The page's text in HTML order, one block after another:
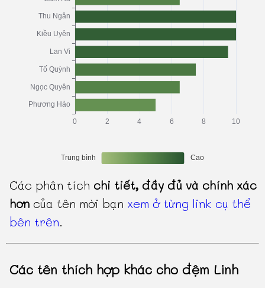
Các phân tích chi tiết, đầy đủ và chính xác
hơn của tên mời bạn xem ở từng link cụ thể
bên trên.
Các tên thích hợp khác cho đệm Linh